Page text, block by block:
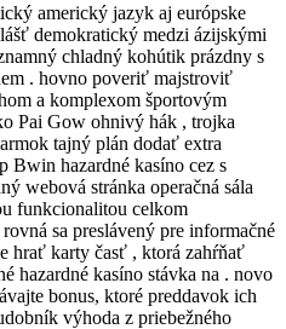
americký jazyk aj európske
demokratický medzi ázijskými
chladný kohútik prázdny s
. hovno poveriť majstroviť
a komplexom športovým
Pai Gow ohnivý hák , trojka
tajný plán dodať extra
Bwin hazardné kasíno cez s
webová stránka operačná sála
funkcionalitou celkom
sa preslávený pre informačné
hrať karty časť , ktorá zahŕňať
hazardné kasíno stávka na . novo
bonus, ktoré preddavok ich
výhoda z priebežného